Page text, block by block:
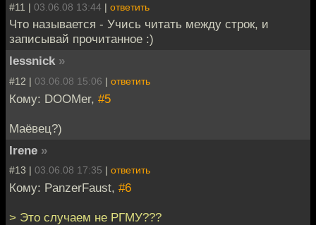
#11 | 03.06.08 13:44 | ответить
Что называется - Учись читать между строк, и
записывай прочитанное :)
lessnick »
#12 | 03.06.08 15:06 | ответить
Кому: DOOMer, #5
Маёвец?)
Irene »
#13 | 03.06.08 17:35 | ответить
Кому: PanzerFaust, #6
> Это случаем не РГМУ???